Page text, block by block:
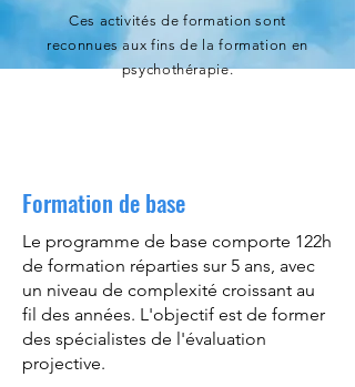
Ces activités de formation sont
reconnues aux fins de la formation en
psychothérapie.
Formation de base
Le programme de base comporte 122h
de formation réparties sur 5 ans, avec
un niveau de complexité croissant au
fil des années. L'objectif est de former
des spécialistes de l'évaluation
projective.